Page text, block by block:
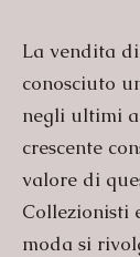
La vendita
conosciuto
negli ultimi
crescente
valore di
Collezionisti
moda si